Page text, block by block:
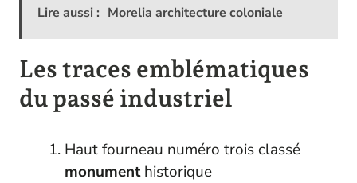
Lire aussi : Morelia architecture coloniale
Les traces emblématiques
du passé industriel
Haut fourneau numéro trois classé
monumenthistorique